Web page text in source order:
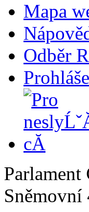
Mapa
Odběr
Parlament
Sněmovní